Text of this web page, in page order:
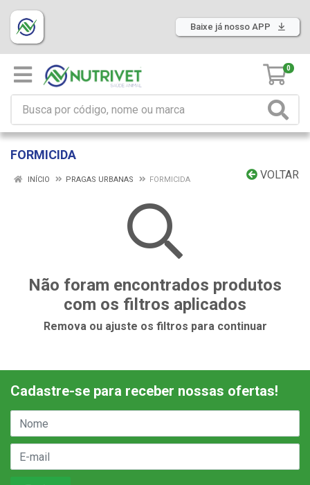
Baixe já nosso APP
0
FORMICIDA
VOLTAR
INÍCIO PRAGAS URBANAS FORMICIDA
Não foram encontrados produtos
com os filtros aplicados
Remova ou ajuste os filtros para continuar
Cadastre-se para receber nossas ofertas!